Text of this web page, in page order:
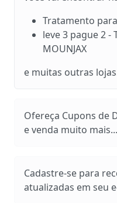
Tratamento
leve 3 pague 2 -
MOUNJAX
e muitas outras
Ofereça Cupons de
e venda muito mais...
Cadastre-se para
atualizadas em seu